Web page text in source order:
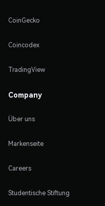
CoinGecko
Coincodex
TradingView
Company
Über uns
Markenseite
Careers
Studentische Stiftung